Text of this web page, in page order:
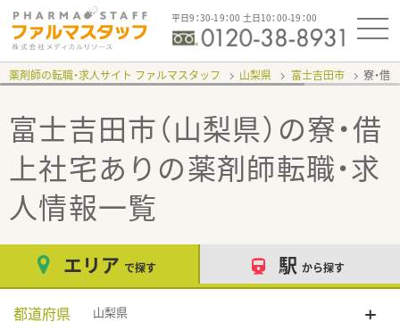
平日9：30-19：00 土日10：00-19：00
薬剤師の転職・求人サイト ファルマスタッフ 山梨県 富士吉田市 寮・借
富士吉田市（山梨県）の寮・借
上社宅あり の薬剤師転職・求
人情報一覧
エリア で探す 駅 から探す
都道府県 山梨県